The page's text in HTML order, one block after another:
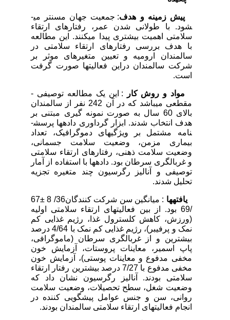
پیش زمینه و هدف: جمعیت جهان مسن­تر می­
شود. با طولانی شدن عمر، رفتارهای ارتقاء
سلامتی اهمیت بیشتری پیدا می­کنند. این مطالعه
با هدف بررسی رفتارهای ارتقاء سلامتی در
سالمندان ارومیه و تعیین متغیرهای موثر بر
شرکت سالمندان دراین فعالیت­ها صورت گرفت
است.
مواد و روش کار : این یک مطالعه توصیفی -
مقطعی می­باشد که در آن 242 نفر از سالمندان
بالای 60 سال به صورت نمونه گیری مبتنی بر
هدف انتخاب شدند. ابزار گرداوری داده­ها پرسش­
نامه مشتمل بر ویژگی­های دموگرافیک، تعداد
بیماری مزمن، وضعیت سلامت جسمانی،
وضعیت سلامت ذهنی، رفتارهای ارتقاء سلامتی
و غربالگری سرطان بود. داده­ها با استفاده از آمار
توصیفی و آنالیز رگرسیون چند متغیره تجزیه
تحلیل شدند.
یافته­ها
: میانگین سن شرکت کنندگان36/ 8 ±67
/69 بود. از بین فعالیت­های ارتقاء سلامتی اولیه
(ورزش، کاهش کلسترول غذا، رژیم غذایی کم
نمک و پرفیبر)، رژیم غذایی کم نمک با 4/64 درصد
بیشترین و از غربالگری سرطان (ماموگرافی،
پاپ اسمیر، معاینات پروستات، آزمایش خون
مخفی مدفوع و معاینات پوستی)، آزمایش خون
مخفی مدفوع با 7/27 درصد بیشترین رفتار ارتقاء
سلامتی بودند. آنالیز رگرسیون نشان داد که
وضعیت شغل، سطح تحصیلات، وضعیت سلامت
روانی، سن و جنس عوامل پیشگویی کننده در
انجام فعالیت­های ارتقاء سلامتی سالمندان بودند.